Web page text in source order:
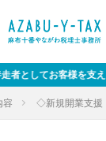
てお客様を支えます
容 ◇新規開業支援